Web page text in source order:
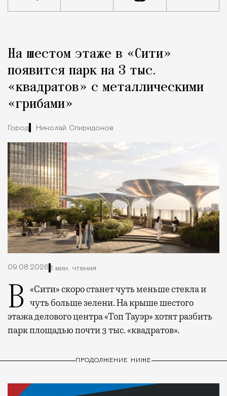
Город
На шестом этаже в «Сити»
появится парк на 3 тыс.
«квадратов» с металлическими
«грибами»
Город Николай Спиридонов
09.08.2026 1 мин. чтения
В «Сити» скоро станет чуть меньше стекла и чуть больше зелени. На крыше шестого
этажа делового центра «Топ Тауэр» хотят разбить
парк площадью почти 3 тыс. «квадратов».
ПРОДОЛЖЕНИЕ НИЖЕ